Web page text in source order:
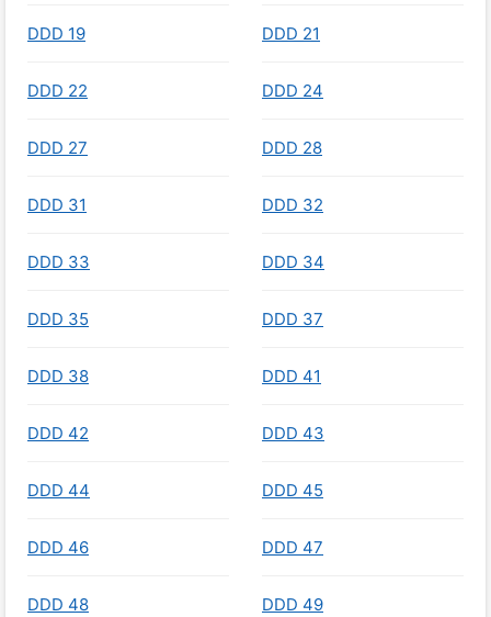
DDD 19 DDD 21
DDD 22 DDD 24
DDD 27 DDD 28
DDD 31 DDD 32
DDD 33 DDD 34
DDD 35 DDD 37
DDD 38 DDD 41
DDD 42 DDD 43
DDD 44 DDD 45
DDD 46 DDD 47
DDD 48 DDD 49